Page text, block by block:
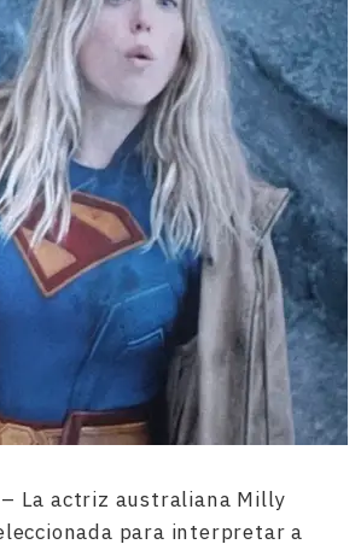
La actriz australiana Milly
para interpretar a